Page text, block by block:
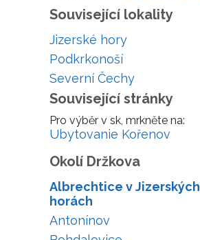
Související lokality
Jizerské hory
Podkrkonoší
Severní Čechy
Související stránky
Pro výběr v sk, mrkněte na:
Ubytovanie Kořenov
Okolí Držkova
Albrechtice v Jizerských
horách
Antonínov